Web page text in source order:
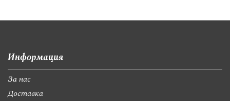
Информация
За нас
Доставка